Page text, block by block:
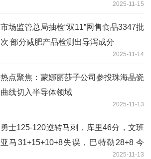
2025-11-15
市场监管总局抽检“双11”网售食品3347批
次 部分减肥产品检测出导泻成分
2025-11-14
热点聚焦：蒙娜丽莎子公司参投珠海晶瓷
曲线切入半导体领域
2025-11-13
勇士125-120逆转马刺，库里46分，文班
亚马31+15+10+8失误，巴特勒28+8 今
2025-11-13